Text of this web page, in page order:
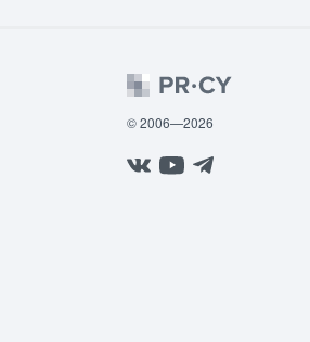
© 2006—2026